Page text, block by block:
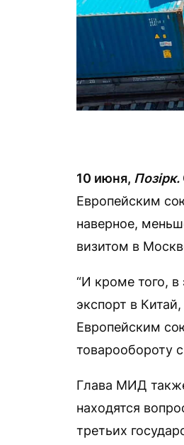
10 июня, Позірк.
Европейским
наверное,
визитом в
“И кроме того,
экспорт в
Европейским
товарообороту
Глава МИД
находятся
третьих